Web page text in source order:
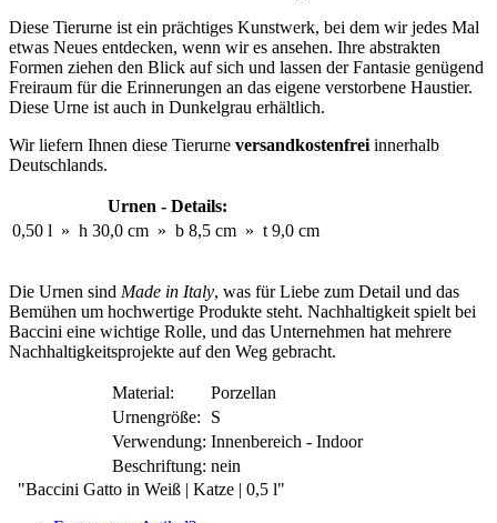
Diese Tierurne ist ein prächtiges Kunstwerk, bei dem wir jedes Mal
etwas Neues entdecken, wenn wir es ansehen. Ihre abstrakten
Formen ziehen den Blick auf sich und lassen der Fantasie genügend
Freiraum für die Erinnerungen an das eigene verstorbene Haustier.
Diese Urne ist auch in Dunkelgrau erhältlich.
Wir liefern Ihnen diese Tierurne versandkostenfrei innerhalb
Deutschlands.
Urnen - Details:
0,50 l » h 30,0 cm » b 8,5 cm » t 9,0 cm
Die Urnen sind Made in Italy, was für Liebe zum Detail und das
Bemühen um hochwertige Produkte steht. Nachhaltigkeit spielt bei
Baccini eine wichtige Rolle, und das Unternehmen hat mehrere
Nachhaltigkeitsprojekte auf den Weg gebracht.
Material:
Porzellan
Urnengröße:
S
Verwendung: Innenbereich - Indoor
Beschriftung: nein
"Baccini Gatto in Weiß | Katze | 0,5 l"